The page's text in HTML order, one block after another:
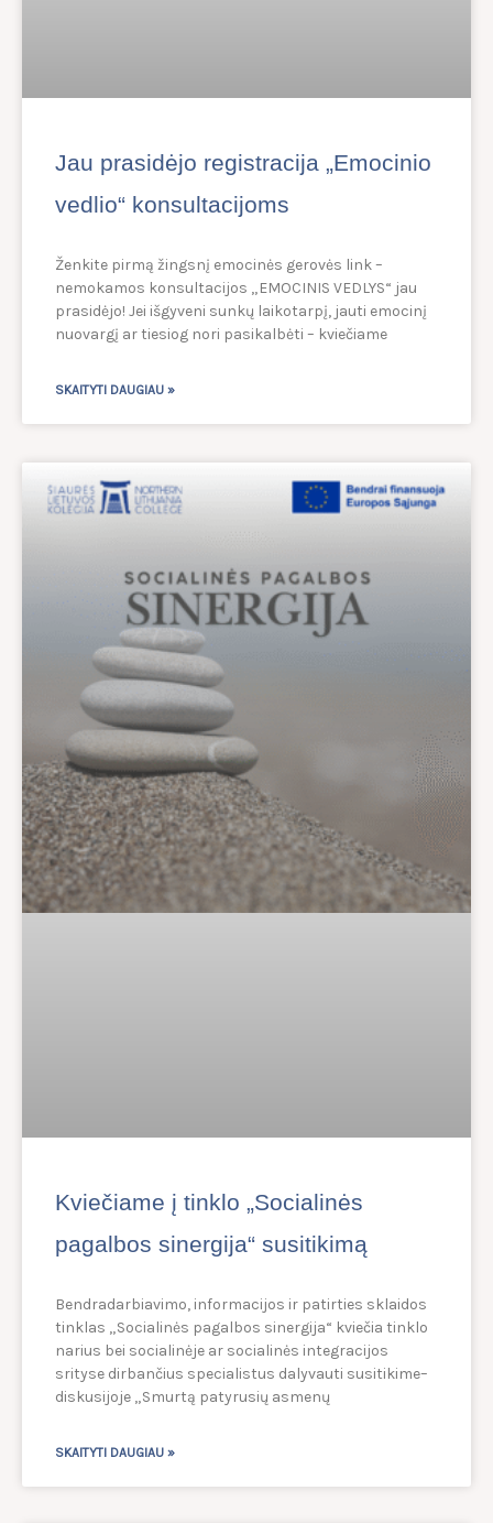
Jau prasidėjo registracija „Emocinio
vedlio“ konsultacijoms
Ženkite pirmą žingsnį emocinės gerovės link –
nemokamos konsultacijos „EMOCINIS VEDLYS“ jau
prasidėjo! Jei išgyveni sunkų laikotarpį, jauti emocinį
nuovargį ar tiesiog nori pasikalbėti – kviečiame
SKAITYTI DAUGIAU »
Kviečiame į tinklo „Socialinės
pagalbos sinergija“ susitikimą
Bendradarbiavimo, informacijos ir patirties sklaidos
tinklas „Socialinės pagalbos sinergija“ kviečia tinklo
narius bei socialinėje ar socialinės integracijos
srityse dirbančius specialistus dalyvauti susitikime–
diskusijoje „Smurtą patyrusių asmenų
SKAITYTI DAUGIAU »